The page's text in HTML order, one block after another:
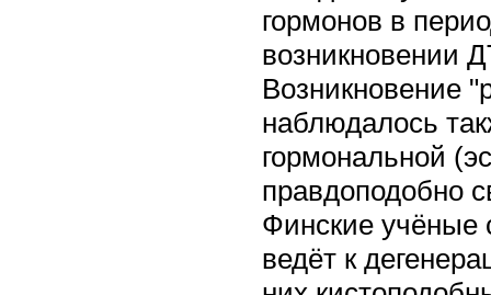
гормонов в
возникновении
Возникновение
наблюдалось
гормональной
правдоподобно
Финские учёные
ведёт к